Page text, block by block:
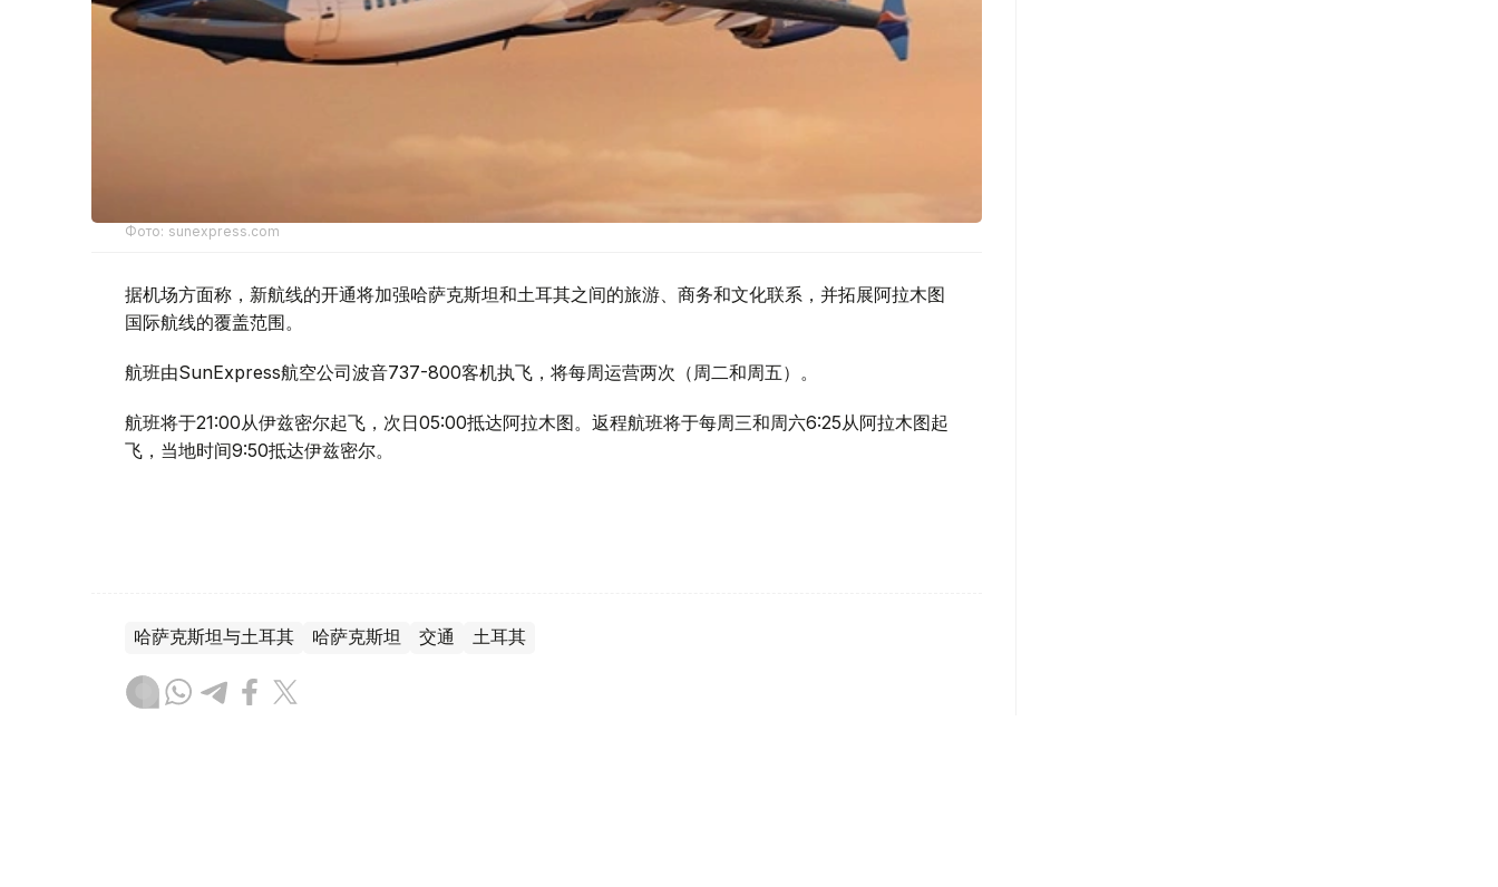
Фото: sunexpress.com
据机场方面称，新航线的开通将加强哈萨克斯坦和土耳其之间的旅游、商务和文化联系，并拓展阿拉木图
国际航线的覆盖范围。
航班由SunExpress航空公司波音737-800客机执飞，将每周运营两次（周二和周五）。
航班将于21:00从伊兹密尔起飞，次日05:00抵达阿拉木图。返程航班将于每周三和周六6:25从阿拉木图起
飞，当地时间9:50抵达伊兹密尔。
哈萨克斯坦与土耳其 哈萨克斯坦 交通 土耳其